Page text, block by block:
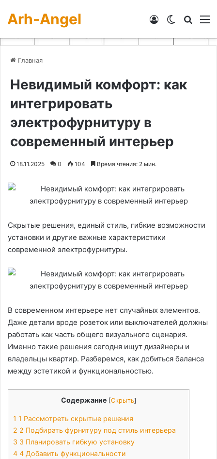
Arh-Angel Switch skin
Войти
Главная
Невидимый комфорт: как
интегрировать
электрофурнитуру в
современный интерьер
18.11.2025 0 104 Время чтения: 2 мин.
Скрытые решения, единый стиль, гибкие возможности
установки и другие важные характеристики
современной электрофурнитуры.
В современном интерьере нет случайных элементов.
Даже детали вроде розеток или выключателей должны
работать как часть общего визуального сценария.
Именно такие решения сегодня ищут дизайнеры и
владельцы квартир. Разберемся, как добиться баланса
между эстетикой и функциональностью.
Содержание [Скрыть]
1 1 Рассмотреть скрытые решения
2 2 Подбирать фурнитуру под стиль интерьера
3 3 Планировать гибкую установку
4 4 Добавить функциональности